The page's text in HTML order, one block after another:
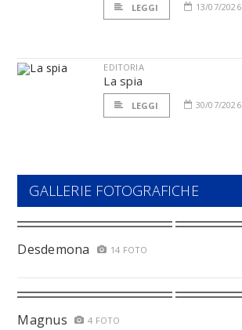
LEGGI 13/07/2026
EDITORIA
La spia
LEGGI 30/07/2026
GALLERIE FOTOGRAFICHE
Desdemona 14 FOTO
Magnus 4 FOTO